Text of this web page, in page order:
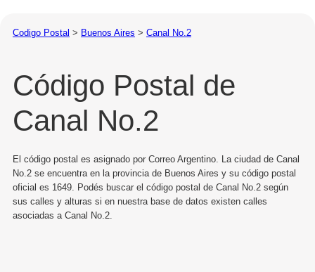
Codigo Postal > Buenos Aires > Canal No.2
Código Postal de
Canal No.2
El código postal es asignado por Correo Argentino. La ciudad de Canal
No.2 se encuentra en la provincia de Buenos Aires y su código postal
oficial es 1649. Podés buscar el código postal de Canal No.2 según
sus calles y alturas si en nuestra base de datos existen calles
asociadas a Canal No.2.